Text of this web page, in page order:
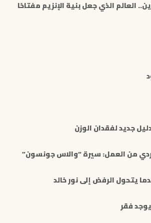
العالم الذي جعل بنية الإنزيم مفتاحًا
جديد لفقدان الوزن
من العمل: سيرة “والاس جونسون”
يتحول الرفض إلى نور خالد
فقر